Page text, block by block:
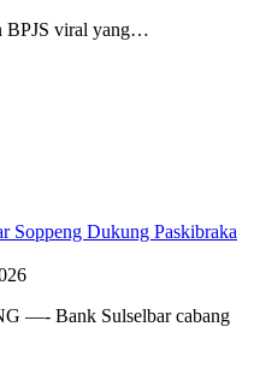
BPJS viral yang…
Soppeng Dukung Paskibraka
—- Bank Sulselbar cabang